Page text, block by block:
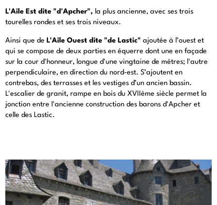
L'Aile Est dite "d'Apcher",la plus ancienne, avec ses trois
tourelles rondes et ses trois niveaux.
Ainsi que deL'Aile Ouest dite "de Lastic" ajoutée à l’ouest et
qui se compose de deux parties en équerre dont une en façade
sur la cour d'honneur, longue d'une vingtaine de mètres; l'autre
perpendiculaire, en direction du nord-est. S’ajoutent en
contrebas, des terrasses et les vestiges d’un ancien bassin.
L'escalier de granit, rampe en bois du XVIIème siècle permet la
jonction entre l'ancienne construction des barons d'Apcher et
celle des Lastic.